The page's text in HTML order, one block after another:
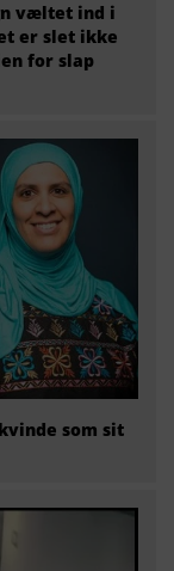
væltet ind i
er slet ikke
for slap
som sit